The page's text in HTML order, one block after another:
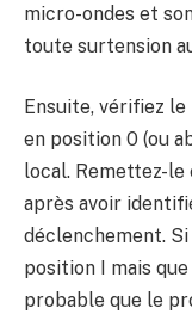
micro-ondes et
toute surtension
Ensuite, vérifiez
en position 0 (ou
local. Remettez-
après avoir
déclenchement.
position I mais
probable que le